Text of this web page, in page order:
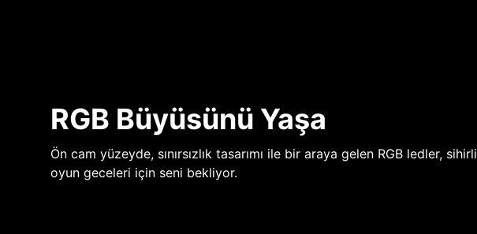
RGB Büyüsünü Yaşa
Ön cam yüzeyde, sınırsızlık tasarımı ile bir araya gelen RGB ledler, sihirli
oyun geceleri için seni bekliyor.